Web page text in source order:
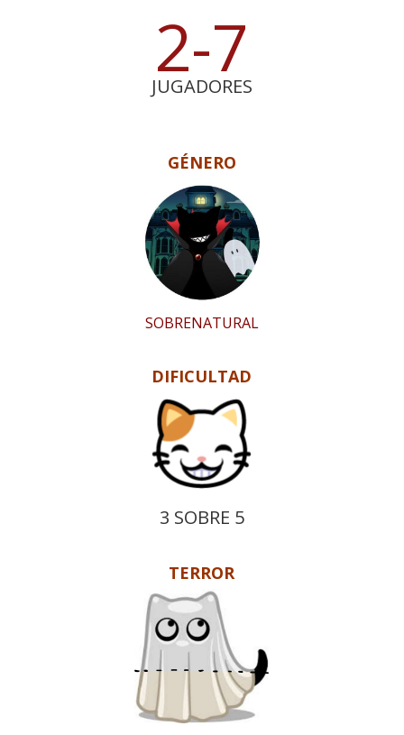
2-7
JUGADORES
GÉNERO
SOBRENATURAL
DIFICULTAD
3 SOBRE 5
TERROR